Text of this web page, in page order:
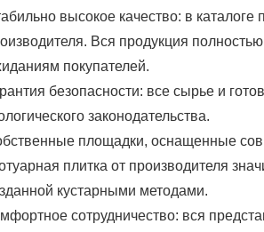
высокое качество: в
Вся продукция
покупателей.
безопасности: все сырье и
законодательства.
площадки, оснащенные
плитка ­от производителя
кустарными методами.
сотрудничество: вся